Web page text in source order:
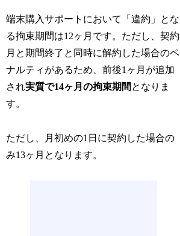
端末購入サポートにおいて「違約」とな
る拘束期間は12ヶ月です。ただし、契約
月と期間終了と同時に解約した場合のペ
ナルティがあるため、前後1ヶ月が追加
され実質で14ヶ月の拘束期間 となりま
す。
ただし、月初めの1日に契約した場合の
み13ヶ月となります。